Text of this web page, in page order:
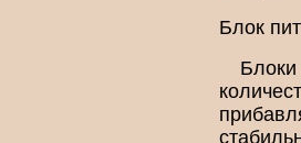
Блок
Блоки